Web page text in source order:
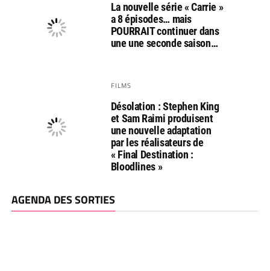
La nouvelle série « Carrie »
a 8 épisodes… mais
POURRAIT continuer dans
une une seconde saison…
FILMS
Désolation : Stephen King
et Sam Raimi produisent
une nouvelle adaptation
par les réalisateurs de
« Final Destination :
Bloodlines »
AGENDA DES SORTIES